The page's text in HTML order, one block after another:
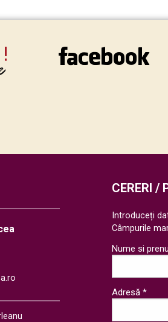
CERERI /
Introduceți
Câmpurile
Nume si
Adresă *